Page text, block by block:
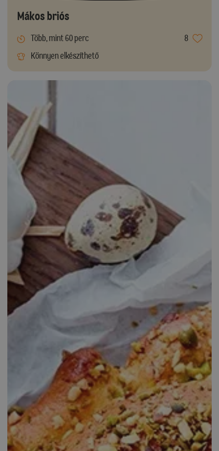
Mákos briós
Több, mint 60 perc
8
Könnyen elkészíthető